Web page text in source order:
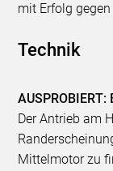
mit Erfolg
Technik
Der Antrieb am
Mittelmotor zu